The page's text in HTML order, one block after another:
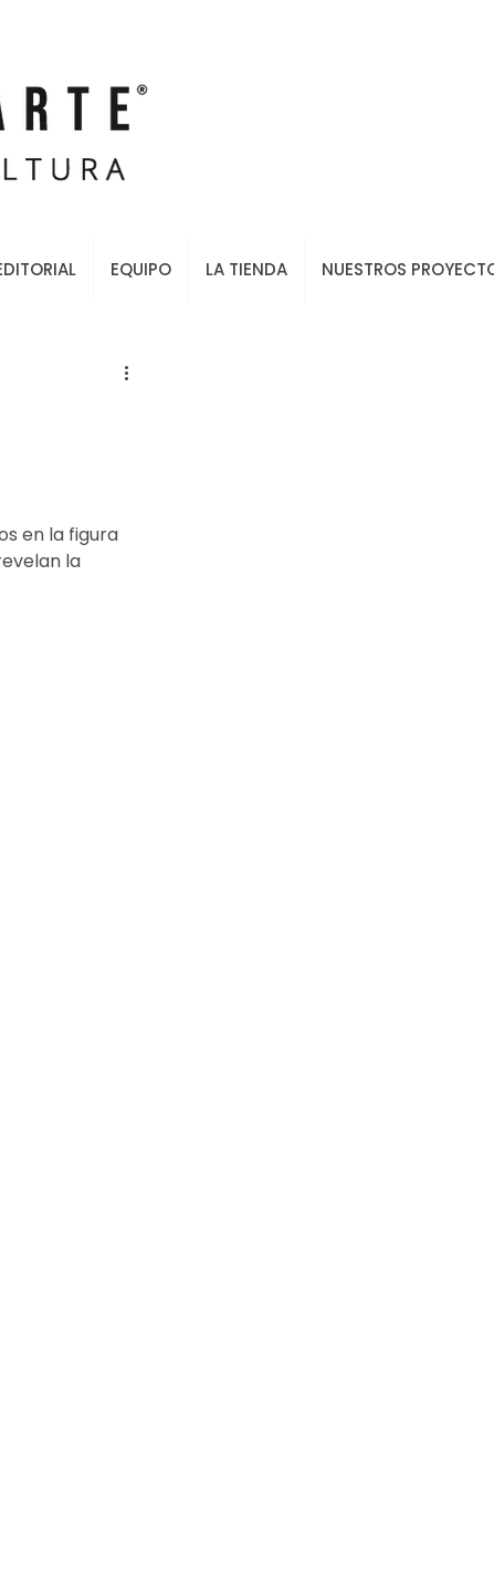
EQUIPO LA TIENDA NUESTROS
en la figura
la